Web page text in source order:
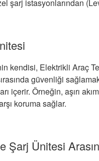
şarj istasyonlarından
kendisi, Elektrikli Araç
güvenliği
içerir. Örneğin, aşırı
koruma sağlar.
Şarj Ünitesi